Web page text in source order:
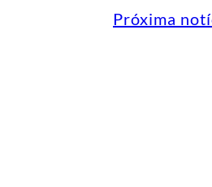
Próxima